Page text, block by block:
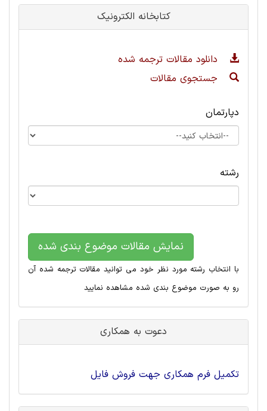
کتابخانه الکترونیک
دانلود مقالات ترجمه شده
جستجوی مقالات
دپارتمان
رشته
نمایش مقالات موضوع بندی شده
با انتخاب رشته مورد نظر خود می توانید مقالات ترجمه شده آن
رو به صورت موضوع بندی شده مشاهده نمایید
دعوت به همکاری
تکمیل فرم همکاری جهت فروش فایل